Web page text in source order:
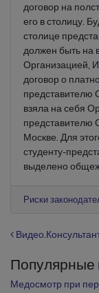
договор на
его в столицу.
столице
должен быть на
Организацией,
договор о
представителю
взяла на себя
представителю
Москве. Для
студенту-
выделено
Риски
Навигация
Популярные
Медосмотр при